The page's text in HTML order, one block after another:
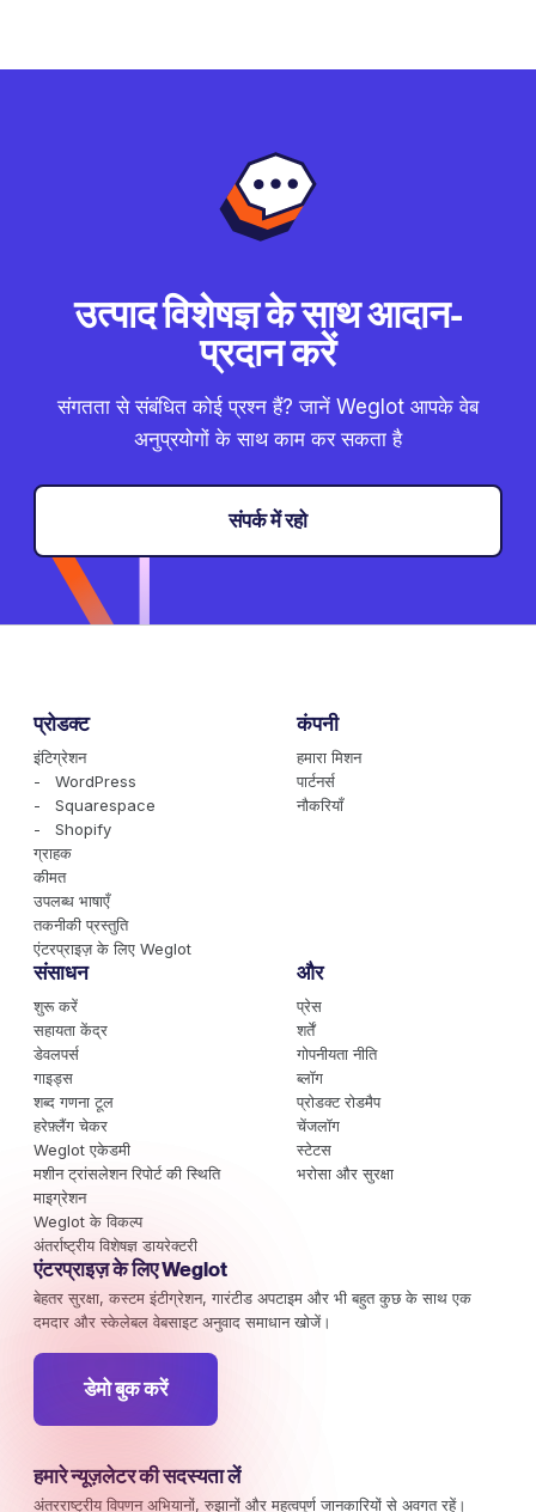
उत्पाद विशेषज्ञ के साथ आदान-
प्रदान करें
संगतता से संबंधित कोई प्रश्न हैं? जानें Weglot आपके वेब
अनुप्रयोगों के साथ काम कर सकता है
संपर्क में रहो
प्रोडक्ट
इंटिग्रेशन
- WordPress
- Squarespace
- Shopify
ग्राहक
कीमत
उपलब्ध भाषाएँ
तकनीकी प्रस्तुति
एंटरप्राइज़ के लिए Weglot
कंपनी
हमारा मिशन
पार्टनर्स
नौकरियाँ
संसाधन
शुरू करें
सहायता केंद्र
डेवलपर्स
गाइड्स
शब्द गणना टूल
हरेफ़्लैंग चेकर
Weglot एकेडमी
मशीन ट्रांसलेशन रिपोर्ट की स्थिति
माइग्रेशन
Weglot के विकल्प
अंतर्राष्ट्रीय विशेषज्ञ डायरेक्टरी
और
प्रेस
शर्तें
गोपनीयता नीति
ब्लॉग
प्रोडक्ट रोडमैप
चेंजलॉग
स्टेटस
भरोसा और सुरक्षा
एंटरप्राइज़ के लिए Weglot
बेहतर सुरक्षा, कस्टम इंटीग्रेशन, गारंटीड अपटाइम और भी बहुत कुछ के साथ एक
दमदार और स्केलेबल वेबसाइट अनुवाद समाधान खोजें।
डेमो बुक करें
हमारे न्यूज़लेटर की सदस्यता लें
अंतरराष्ट्रीय विपणन अभियानों, रुझानों और महत्वपूर्ण जानकारियों से अवगत रहें।